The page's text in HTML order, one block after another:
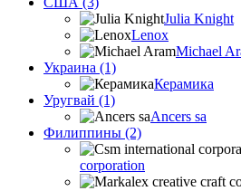
Julia Knight
Lenox
Michael
Украина (1)
Керамика
Уругвай (1)
Ancers sa
Филиппины (2)
corporation